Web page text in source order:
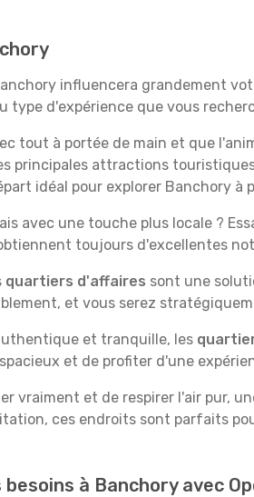
influencera grandement
type d'expérience que vous
tout à portée de main et que
principales attractions
idéal pour explorer Banchory à
avec une touche plus locale ?
toujours d'excellentes
quartiers d'affaires sont une
et vous serez
et tranquille, les
et de profiter d'une
vraiment et de respirer l'air pur,
ces endroits sont parfaits
à Banchory avec